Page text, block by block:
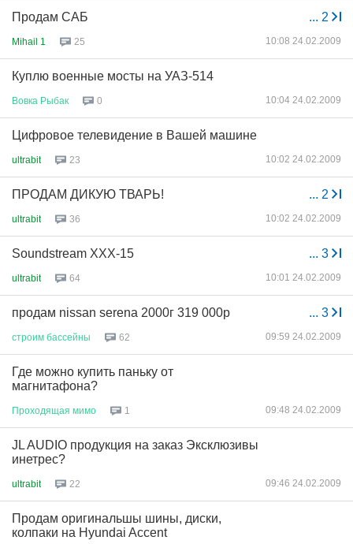
... 2
Продам САБ
Mihail 1 25 10:08 24.02.2009
Куплю военные мосты на УАЗ-514
Вовка Рыбак 0 10:04 24.02.2009
Цифровое телевидение в Вашей машине
ultrabit 23 10:02 24.02.2009
... 2
ПРОДАМ ДИКУЮ ТВАРЬ!
ultrabit 36 10:02 24.02.2009
... 3
Soundstream XXX-15
ultrabit 64 10:01 24.02.2009
... 3
продам nissan serena 2000г 319 000р
строим бассейны 62 09:59 24.02.2009
Где можно купить паньку от
магнитафона?
Проходящая мимо 1 09:48 24.02.2009
JL AUDIO продукция на заказ Эксклюзивы
инетрес?
ultrabit 22 09:46 24.02.2009
Продам оригинальшы шины, диски,
колпаки на Hyundai Accent